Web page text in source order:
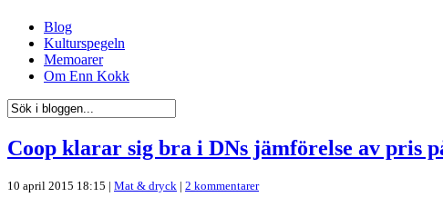
Blog
Kulturspegeln
Memoarer
Om Enn Kokk
Coop klarar sig bra i DNs jämförelse av pris
10 april 2015 18:15 | Mat & dryck | 2 kommentarer